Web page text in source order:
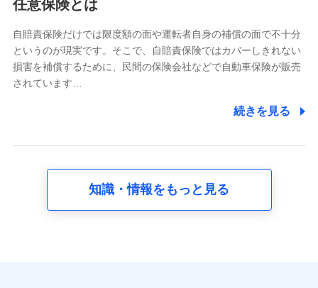
当社又は株式会社NTTドコモが提供する各種サービスな
又は株式会社NTTドコモが提供する各種サービスのご契
約状態・ご利用履歴インターネット利用時の行動に関す
る情報、アプリケーション利用時の行動に関する情報、
購入されたサービスや商品の名称・購入場所・決済に関
する情報、アンケートの回答に関する情報などが含まれ
の内容、保険料、保険料のお支払方法、車のメーカーや
走行距離などの情報、建物の構造や築年数などの情報、
任意保険とは
自賠責保険だけでは限度額の面や運転者自身の補償の面で不十分
というのが現実です。そこで、自賠責保険ではカバーしきれない
損害を補償するために、民間の保険会社などで自動車保険が販売
されています…
続きを見る
知識・情報をもっと見る